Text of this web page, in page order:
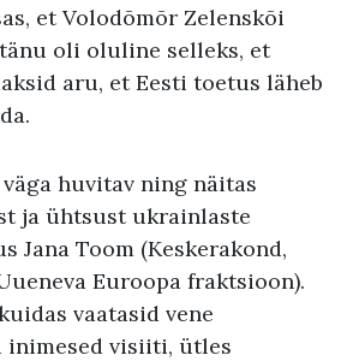
et Volodõmõr Zelenskõi
oli oluline selleks, et
aru, et Eesti toetus läheb
huvitav ning näitas
ja ühtsust ukrainlaste
Jana Toom (Keskerakond,
Euroopa fraktsioon).
vaatasid vene
inimesed visiiti, ütles